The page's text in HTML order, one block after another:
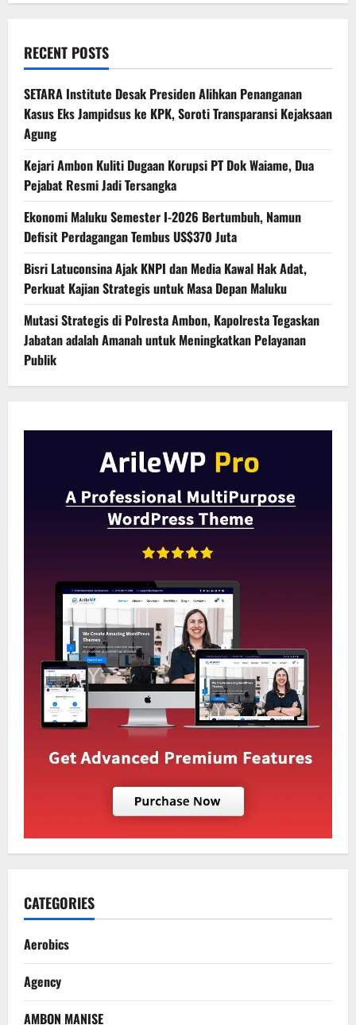
RECENT POSTS
SETARA Institute Desak Presiden Alihkan Penanganan
Kasus Eks Jampidsus ke KPK, Soroti Transparansi Kejaksaan
Agung
Kejari Ambon Kuliti Dugaan Korupsi PT Dok Waiame, Dua
Pejabat Resmi Jadi Tersangka
Ekonomi Maluku Semester I-2026 Bertumbuh, Namun
Defisit Perdagangan Tembus US$370 Juta
Bisri Latuconsina Ajak KNPI dan Media Kawal Hak Adat,
Perkuat Kajian Strategis untuk Masa Depan Maluku
Mutasi Strategis di Polresta Ambon, Kapolresta Tegaskan
Jabatan adalah Amanah untuk Meningkatkan Pelayanan
Publik
CATEGORIES
Aerobics
Agency
AMBON MANISE